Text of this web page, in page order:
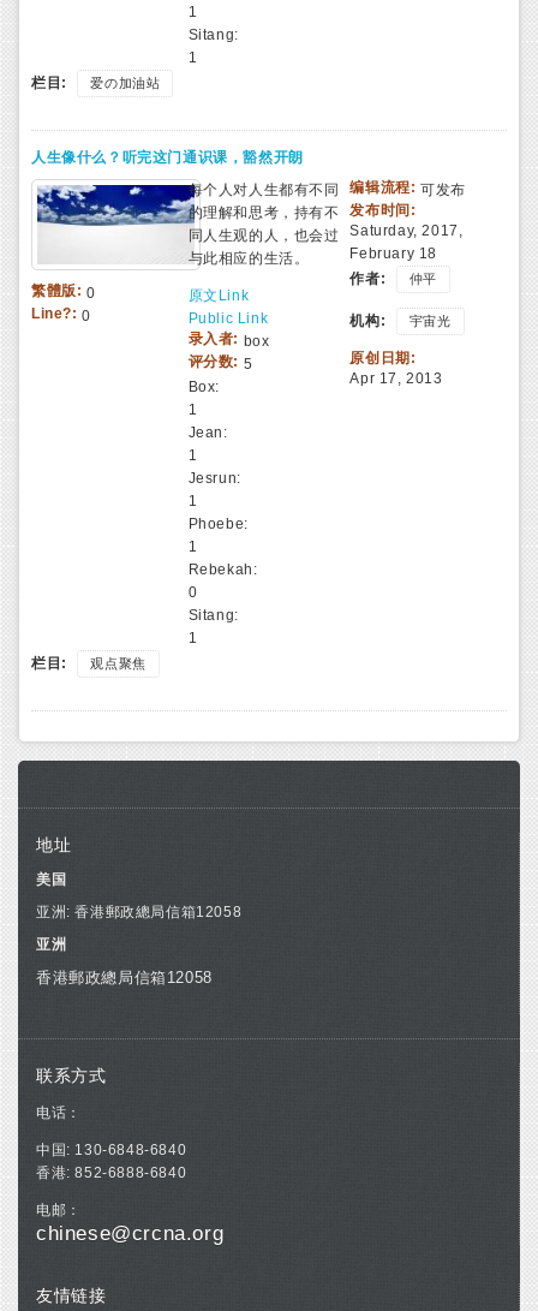
1
Sitang:
1
栏目: 爱の加油站
人生像什么？听完这门通识课，豁然开朗
繁體版: 0
Line?:0
每个人对人生都有不同
的理解和思考，持有不
同人生观的人，也会过
与此相应的生活。
原文Link
Public Link
录入者: box
评分数: 5
Box:
1
Jean:
1
Jesrun:
1
Phoebe:
1
Rebekah:
0
Sitang:
1
编辑流程: 可发布
发布时间:
Saturday, 2017,
February 18
作者:
仲平
机构: 宇宙光
原创日期:
Apr 17, 2013
栏目: 观点聚焦
地址
美国
亚洲: 香港郵政總局信箱12058
亚洲
香港郵政總局信箱12058
联系方式
电话：
中国: 130-6848-6840
香港: 852-6888-6840
电邮：
chinese@crcna.org
友情链接